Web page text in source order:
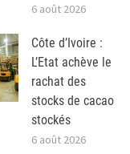
6 août 2026
Côte d’Ivoire :
L’Etat achève le
rachat des
stocks de cacao
stockés
6 août 2026